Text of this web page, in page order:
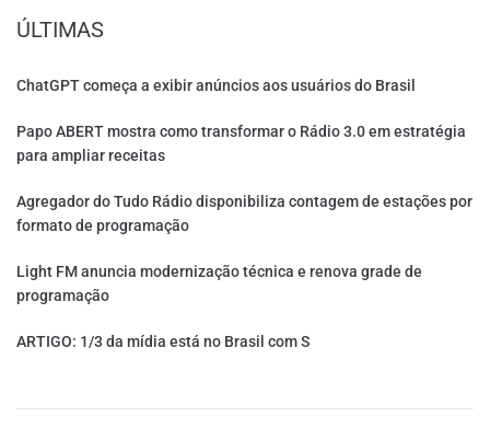
ÚLTIMAS
ChatGPT começa a exibir anúncios aos usuários do Brasil
Papo ABERT mostra como transformar o Rádio 3.0 em estratégia
para ampliar receitas
Agregador do Tudo Rádio disponibiliza contagem de estações por
formato de programação
Light FM anuncia modernização técnica e renova grade de
programação
ARTIGO: 1/3 da mídia está no Brasil com S